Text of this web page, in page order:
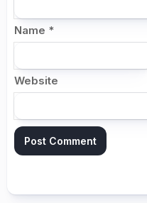
Name *
Website